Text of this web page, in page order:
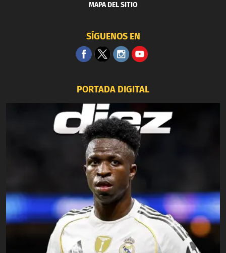
MAPA DEL SITIO
SÍGUENOS EN
PORTADA DIGITAL